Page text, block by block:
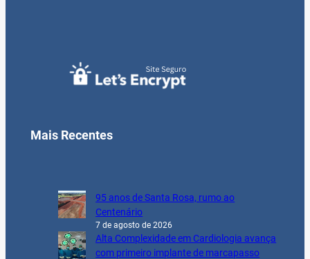
Mais Recentes
95 anos de Santa Rosa, rumo ao
Centenário
7 de agosto de 2026
Alta Complexidade em Cardiologia avança
com primeiro implante de marcapasso